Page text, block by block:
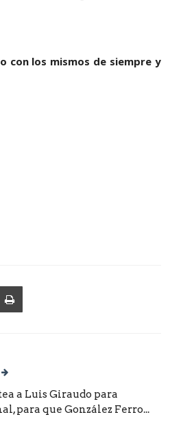
con los mismos de siempre y
a Luis Giraudo para
para que González Ferro...